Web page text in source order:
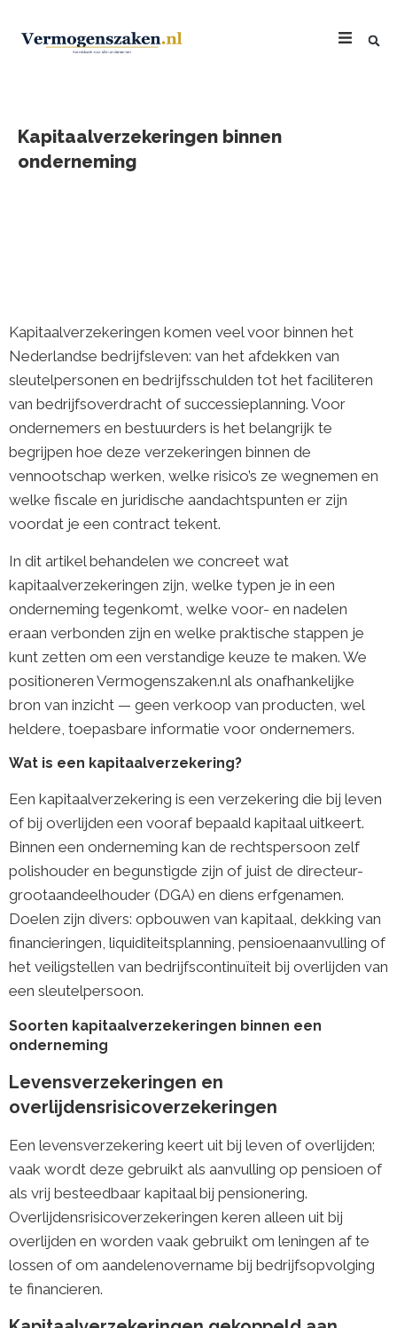
Kapitaalverzekeringen binnen
onderneming
Kapitaalverzekeringen komen veel voor binnen het
Nederlandse bedrijfsleven: van het afdekken van
sleutelpersonen en bedrijfsschulden tot het faciliteren
van bedrijfsoverdracht of successieplanning. Voor
ondernemers en bestuurders is het belangrijk te
begrijpen hoe deze verzekeringen binnen de
vennootschap werken, welke risico’s ze wegnemen en
welke fiscale en juridische aandachtspunten er zijn
voordat je een contract tekent.
In dit artikel behandelen we concreet wat
kapitaalverzekeringen zijn, welke typen je in een
onderneming tegenkomt, welke voor- en nadelen
eraan verbonden zijn en welke praktische stappen je
kunt zetten om een verstandige keuze te maken. We
positioneren Vermogenszaken.nl als onafhankelijke
bron van inzicht — geen verkoop van producten, wel
heldere, toepasbare informatie voor ondernemers.
Wat is een kapitaalverzekering?
Een kapitaalverzekering is een verzekering die bij leven
of bij overlijden een vooraf bepaald kapitaal uitkeert.
Binnen een onderneming kan de rechtspersoon zelf
polishouder en begunstigde zijn of juist de directeur-
grootaandeelhouder (DGA) en diens erfgenamen.
Doelen zijn divers: opbouwen van kapitaal, dekking van
financieringen, liquiditeitsplanning, pensioenaanvulling of
het veiligstellen van bedrijfscontinuïteit bij overlijden van
een sleutelpersoon.
Soorten kapitaalverzekeringen binnen een
onderneming
Levensverzekeringen en
overlijdensrisicoverzekeringen
Een levensverzekering keert uit bij leven of overlijden;
vaak wordt deze gebruikt als aanvulling op pensioen of
als vrij besteedbaar kapitaal bij pensionering.
Overlijdensrisicoverzekeringen keren alleen uit bij
overlijden en worden vaak gebruikt om leningen af te
lossen of om aandelenovername bij bedrijfsopvolging
te financieren.